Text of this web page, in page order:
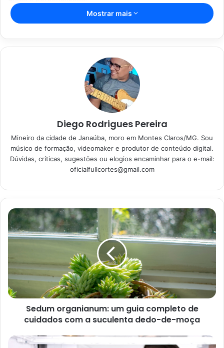
Artigos relacionados
Aromaterapia caseira: truques para
perfumar sua casa com ingredientes
simples
28/05/2023
de forma rápida e eficaz
28/05/2023
Natal corretamente
Mostrar mais
Diego Rodrigues Pereira
Mineiro da cidade de Janaúba, moro em Montes Claros/MG. Sou
músico de formação, videomaker e produtor de conteúdo digital.
Dúvidas, críticas, sugestões ou elogios encaminhar para o e-mail:
oficialfullcortes@gmail.com
Sedum organianum: um guia completo de
cuidados com a suculenta dedo-de-moça